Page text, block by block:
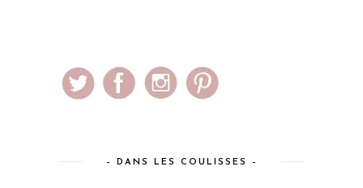
– DANS LES COULISSES –